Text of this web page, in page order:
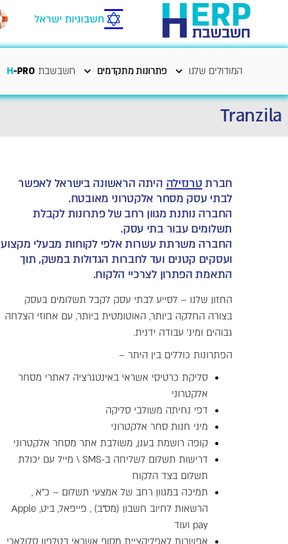
חשבוניות ישראל
המודולים שלנו פתרונות מתקדמים חשבשבת H-PRO
Tranzila
חברת טרנזילה היתה הראשונה בישראל לאפשר
לבתי עסק מסחר אלקטרוני מאובטח.
החברה נותנת מגוון רחב של פתרונות לקבלת
תשלומים עבור בתי עסק.
החברה משרתת עשרות אלפי לקוחות מבעלי מקצוע
ועסקים קטנים ועד לחברות הגדולות במשק, תוך
התאמת הפתרון לצרכיי הלקוח.
החזון שלנו – לסייע לבתי עסק לקבל תשלומים בעסק
בצורה החלקה ביותר, האוטומטית ביותר, עם אחוזי הצלחה
גבוהים ומינ' עבודה ידנית.
הפתרונות כוללים בין היתר –
סליקת כרטיסי אשראי באינטגרציה לאתרי מסחר
אלקטרוני
דפי נחיתה משולבי סליקה
מיני חנות סחר אלקטרוני
קופה רושמת בענן, משולבת אתר מסחר אלקטרוני
דרישות תשלום לשליחה ב-SMS \ מייל עם יכולת
תשלום בצד הלקוח
תמיכה במגוון רחב של אמצעי תשלום – כ"א ,
הרשאות לחיוב חשבון (מס"ב) , פייפאל, ביט, Apple
pay ועוד